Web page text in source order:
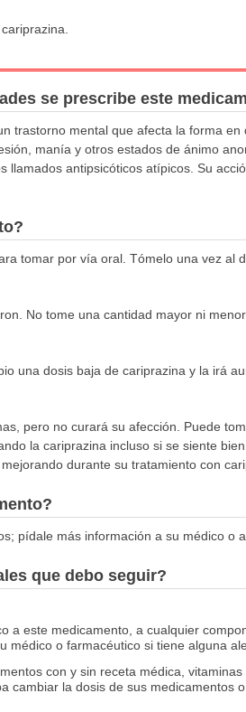
se prescribe este
trastorno mental que afecta la forma
manía y otros estados de ánimo
llamados antipsicóticos atípicos. Su
tomar por vía oral. Tómelo una vez al
No tome una cantidad mayor ni
una dosis baja de cariprazina y la irá
pero no curará su afección. Puede
la cariprazina incluso si se siente
durante su tratamiento con
pídale más información a su médico o
que debo seguir?
a este medicamento, a cualquier
médico o farmacéutico si tiene alguna
con y sin receta médica,
cambiar la dosis de sus medicamentos